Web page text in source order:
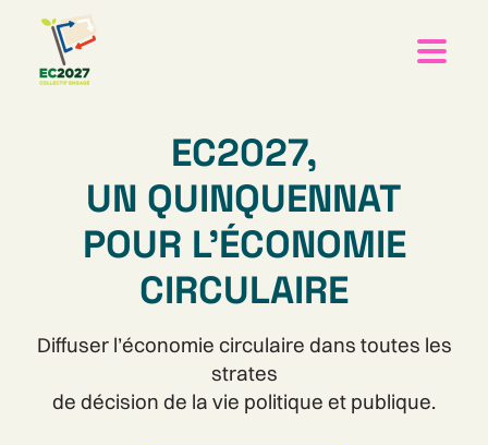
EC2027,
UN QUINQUENNAT
POUR L'ÉCONOMIE
CIRCULAIRE
Diffuser l’économie circulaire dans toutes les
strates
de décision de la vie politique et publique.